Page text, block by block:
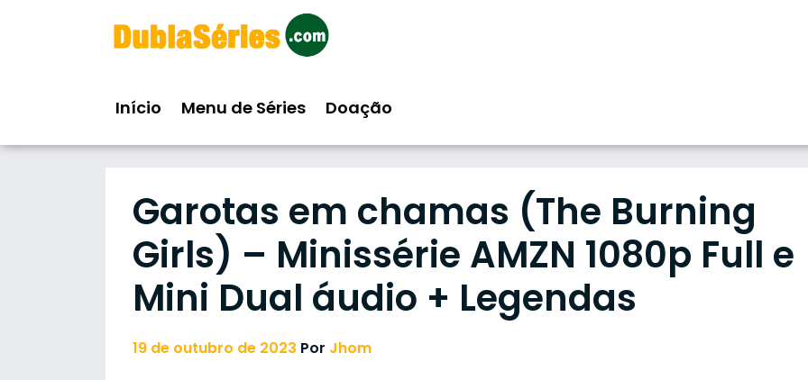
Início Menu de Séries Doação
Garotas em chamas (The Burning
Girls) – Minissérie AMZN 1080p Full e
Mini Dual áudio + Legendas
19 de outubro de 2023 Por Jhom